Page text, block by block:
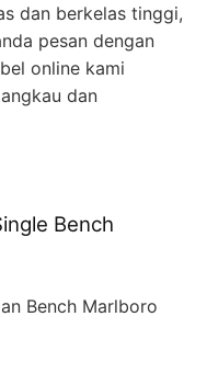
dan berkelas tinggi,
pesan dengan
online kami
dan
Bench
Bench Marlboro